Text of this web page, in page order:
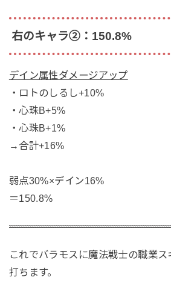
右のキャラ②：150.8%
デイン属性ダメージアップ
・ロトのしるし+10%
・心珠B+5%
・心珠B+1%
→合計+16%
弱点30%×デイン16%
＝150.8%
これでバラモスに魔法戦士の職業
打ちます。